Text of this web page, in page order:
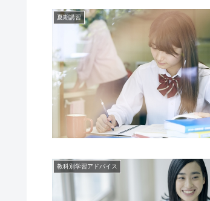
夏期講習
教科別学習アドバイス